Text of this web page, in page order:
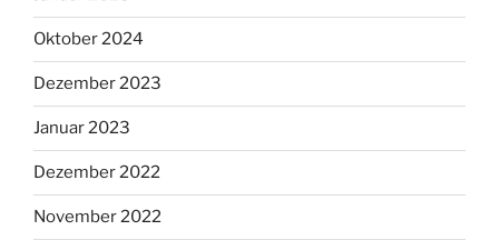
Oktober 2024
Dezember 2023
Januar 2023
Dezember 2022
November 2022